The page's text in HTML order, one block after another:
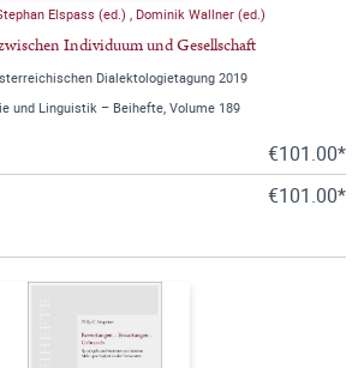
Elspass (ed.) Dominik Wallner (ed.)
Individuum und Gesellschaft
Dialektologietagung 2019
und Linguistik – Beihefte, Volume 189
€101.00*
€101.00*